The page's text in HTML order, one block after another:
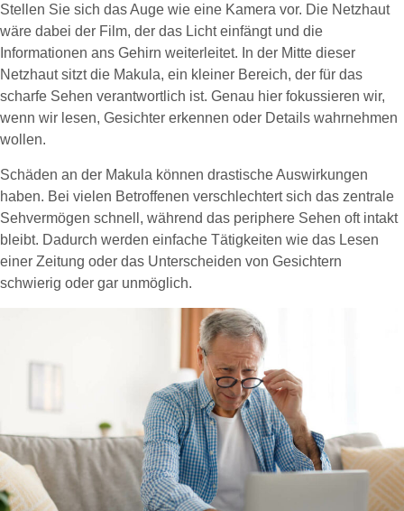
Stellen Sie sich das Auge wie eine Kamera vor. Die Netzhaut
wäre dabei der Film, der das Licht einfängt und die
Informationen ans Gehirn weiterleitet. In der Mitte dieser
Netzhaut sitzt die Makula, ein kleiner Bereich, der für das
scharfe Sehen verantwortlich ist. Genau hier fokussieren wir,
wenn wir lesen, Gesichter erkennen oder Details wahrnehmen
wollen.
Schäden an der Makula können drastische Auswirkungen
haben. Bei vielen Betroffenen verschlechtert sich das zentrale
Sehvermögen schnell, während das periphere Sehen oft intakt
bleibt. Dadurch werden einfache Tätigkeiten wie das Lesen
einer Zeitung oder das Unterscheiden von Gesichtern
schwierig oder gar unmöglich.